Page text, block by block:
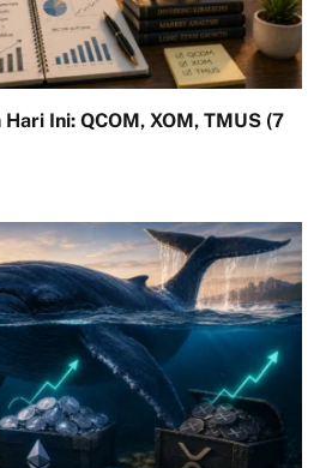
Ini: QCOM, XOM, TMUS (7